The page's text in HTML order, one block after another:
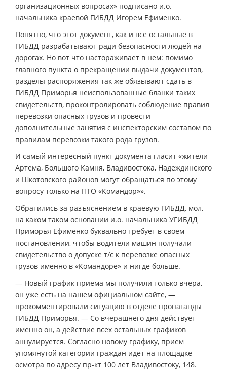
организационных вопросах» подписано и.о.
начальника краевой ГИБДД Игорем Ефименко.
Понятно, что этот документ, как и все остальные в
ГИБДД разрабатывают ради безопасности людей на
дорогах. Но вот что настораживает в нем: помимо
главного пункта о прекращении выдачи документов,
разделы распоряжения так же обязывают сдать в
ГИБДД Приморья неиспользованные бланки таких
свидетельств, проконтролировать соблюдение правил
перевозки опасных грузов и провести
дополнительные занятия с инспекторским составом по
правилам перевозки такого рода грузов.
И самый интересный пункт документа гласит «жители
Артема, Большого Камня, Владивостока, Надеждинского
и Шкотовского районов могут обращаться по этому
вопросу только на ПТО «Командор»».
Обратились за разъяснением в краевую ГИБДД, мол,
на каком таком основании и.о. начальника УГИБДД
Приморья Ефименко буквально требует в своем
постановлении, чтобы водители машин получали
свидетельство о допуске т/с к перевозке опасных
грузов именно в «Командоре» и нигде больше.
— Новый график приема мы получили только вчера,
он уже есть на нашем официальном сайте, —
прокомментировали ситуацию в отделе пропаганды
ГИБДД Приморья. — Со вчерашнего дня действует
именно он, а действие всех остальных графиков
аннулируется. Согласно новому графику, прием
упомянутой категории граждан идет на площадке
осмотра по адресу пр-кт 100 лет Владивостоку, 148.